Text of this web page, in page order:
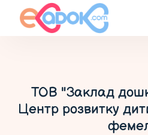
ТОВ "Заклад
Центр розвитку